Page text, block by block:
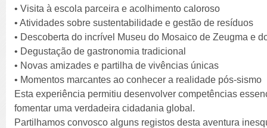
• Visita à escola parceira e acolhimento caloroso
• Atividades sobre sustentabilidade e gestão de resíduos
• Descoberta do incrível Museu do Mosaico de Zeugma e
• Degustação de gastronomia tradicional
• Novas amizades e partilha de vivências únicas
• Momentos marcantes ao conhecer a realidade pós-sismo
Esta experiência permitiu desenvolver competências
fomentar uma verdadeira cidadania global.
Partilhamos convosco alguns registos desta aventura